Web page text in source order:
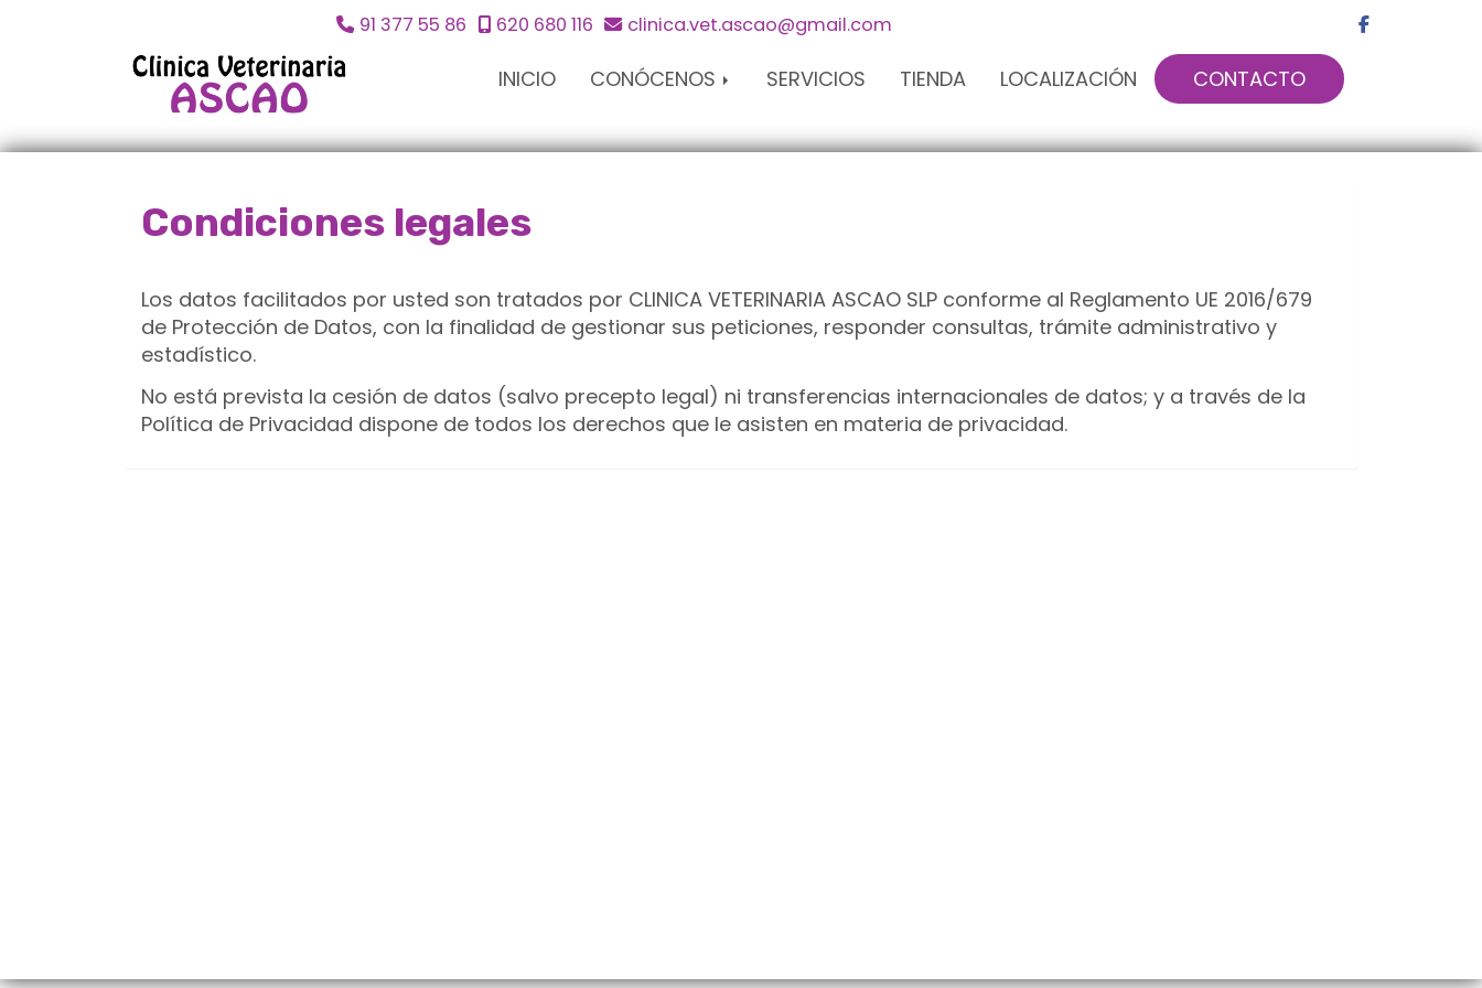
91 377 55 86 620 680 116 clinica.vet.ascao gmail.com
INICIO CONÓCENOS SERVICIOS TIENDA LOCALIZACIÓN CONTACTO
Condiciones legales
Los datos facilitados por usted son tratados por CLINICA VETERINARIA ASCAO SLP conforme al Reglamento UE 2016/679
de Protección de Datos, con la finalidad de gestionar sus peticiones, responder consultas, trámite administrativo y
estadístico.
No está prevista la cesión de datos (salvo precepto legal) ni transferencias internacionales de datos; y a través de la
Política de Privacidad dispone de todos los derechos que le asisten en materia de privacidad.